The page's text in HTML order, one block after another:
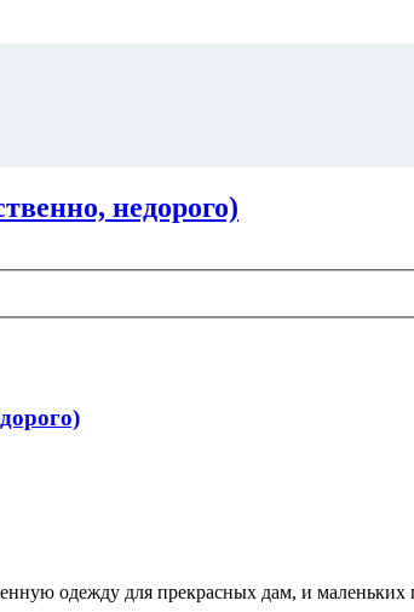
недорого)
одежду для прекрасных дам, и маленьких